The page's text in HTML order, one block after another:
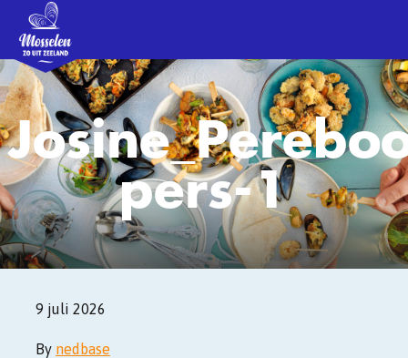
pers-1
9 juli 2026
By nedbase